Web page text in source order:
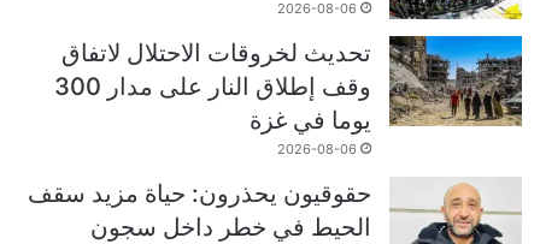
2026-08-06
تحديث لخروقات الاحتلال لاتفاق
وقف إطلاق النار على مدار 300
يوما في غزة
2026-08-06
حقوقيون يحذرون: حياة مزيد سقف
الحيط في خطر داخل سجون